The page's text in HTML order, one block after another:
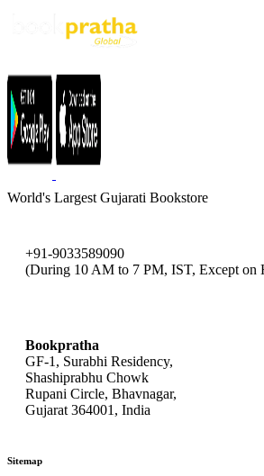
World's Largest Gujarati Bookstore
+91-9033589090
(During 10 AM to 7 PM, IST, Except on
Bookpratha
GF-1, Surabhi Residency,
Shashiprabhu Chowk
Rupani Circle, Bhavnagar,
Gujarat 364001, India
Sitemap